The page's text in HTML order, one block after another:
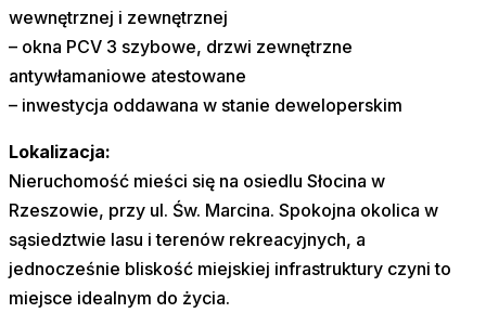
wewnętrznej i zewnętrznej
– okna PCV 3 szybowe, drzwi zewnętrzne
antywłamaniowe atestowane
– inwestycja oddawana w stanie deweloperskim
Lokalizacja:
Nieruchomość mieści się na osiedlu Słocina w
Rzeszowie, przy ul. Św. Marcina. Spokojna okolica w
sąsiedztwie lasu i terenów rekreacyjnych, a
jednocześnie bliskość miejskiej infrastruktury czyni to
miejsce idealnym do życia.